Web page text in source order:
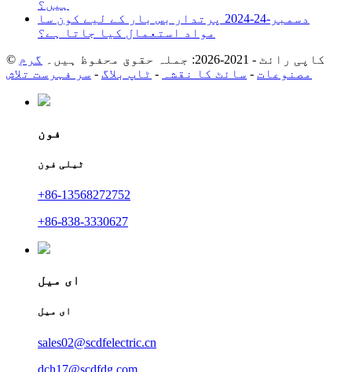
ہیں؟
دسمبر-24-2024
پرتدار بس بار کے لیے کون سا
مواد استعمال کیا جاتا ہے؟
© کاپی رائٹ - 2021-2026: جملہ حقوق محفوظ ہیں۔
گرم
مصنوعات - سائٹ کا نقشہ - ٹاپ بلاگ - سر فہرست تلاش
فون
ٹیلی فون
+86-13568272752
+86-838-3330627
ای میل
ای میل
sales02@scdfelectric.cn
dch17@scdfdg.com